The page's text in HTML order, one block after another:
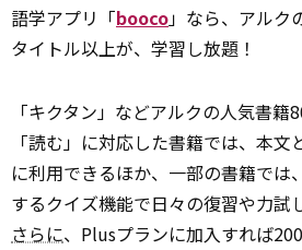
語学アプリ「booco」なら、アルク
タイトル以上が、学習し放題！
「キクタン」などアルクの人気書籍
「読む」に対応した書籍では、本
に利用できるほか、一部の書籍では
するクイズ機能で日々の復習や力試
さらに、Plusプランに加入すれば